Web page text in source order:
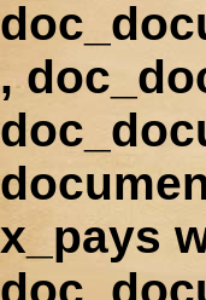
,
x_pays